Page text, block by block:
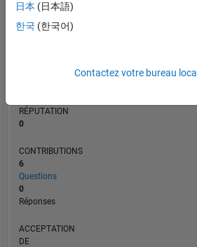
RANG
88
RÉPUTATION
0
CONTRIBUTIONS
6
Questions
0
Réponses
ACCEPTATION
DE
日本 (日本語)
한국 (한국어)
Contactez votre bureau local